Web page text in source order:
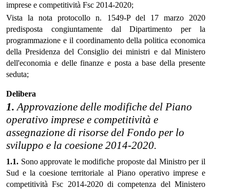
imprese e competitività Fsc 2014-2020;
Vista la nota protocollo n. 1549-P del 17 marzo 2020
predisposta congiuntamente dal Dipartimento per la
programmazione e il coordinamento della politica economica
della Presidenza del Consiglio dei ministri e dal Ministero
dell'economia e delle finanze e posta a base della presente
seduta;
Delibera
1. Approvazione delle modifiche del Piano
operativo imprese e competitività e
assegnazione di risorse del Fondo per lo
sviluppo e la coesione 2014-2020.
1.1. Sono approvate le modifiche proposte dal Ministro per il
Sud e la coesione territoriale al Piano operativo imprese e
competitività Fsc 2014-2020 di competenza del Ministero